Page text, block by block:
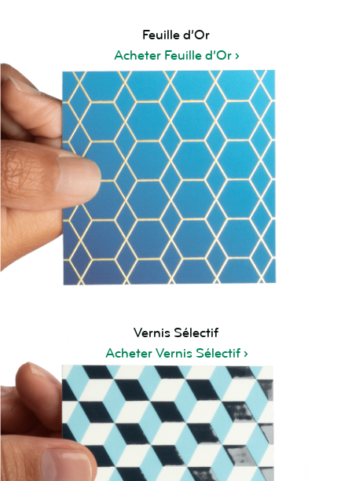
Feuille d’Or
Acheter Feuille d’Or
Vernis Sélectif
Acheter Vernis Sélectif